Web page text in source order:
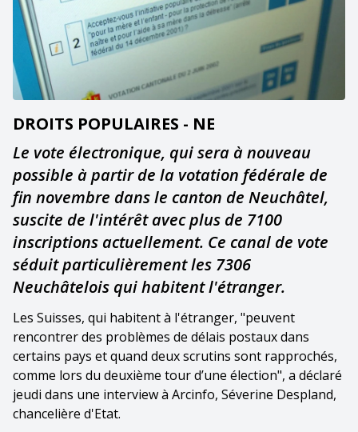
DROITS POPULAIRES - NE
Le vote électronique, qui sera à nouveau
possible à partir de la votation fédérale de
fin novembre dans le canton de Neuchâtel,
suscite de l'intérêt avec plus de 7100
inscriptions actuellement. Ce canal de vote
séduit particulièrement les 7306
Neuchâtelois qui habitent l'étranger.
Les Suisses, qui habitent à l'étranger, "peuvent
rencontrer des problèmes de délais postaux dans
certains pays et quand deux scrutins sont rapprochés,
comme lors du deuxième tour d’une élection", a déclaré
jeudi dans une interview à Arcinfo, Séverine Despland,
chancelière d'Etat.